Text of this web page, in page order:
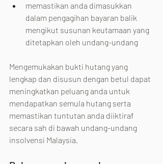
memastikan anda dimasukkan
dalam pengagihan bayaran balik
mengikut susunan keutamaan yang
ditetapkan oleh undang-undang
Mengemukakan bukti hutang yang
lengkap dan disusun dengan betul dapat
meningkatkan peluang anda untuk
mendapatkan semula hutang serta
memastikan tuntutan anda diiktiraf
secara sah di bawah undang-undang
insolvensi Malaysia.